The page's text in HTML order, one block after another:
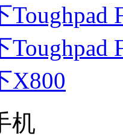
Toughpad
Toughpad
X800
机